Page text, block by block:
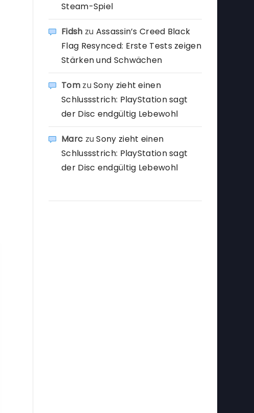
Steam-Spiel
Fidsh zu Assassin’s Creed Black
Flag Resynced: Erste Tests zeigen
Stärken und Schwächen
TomzuSony zieht einen
Schlussstrich: PlayStation sagt
der Disc endgültig Lebewohl
Marc zuSony zieht einen
Schlussstrich: PlayStation sagt
der Disc endgültig Lebewohl